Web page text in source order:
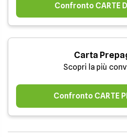
Confronto CARTE
Carta
Scopri la più
Confronto CARTE